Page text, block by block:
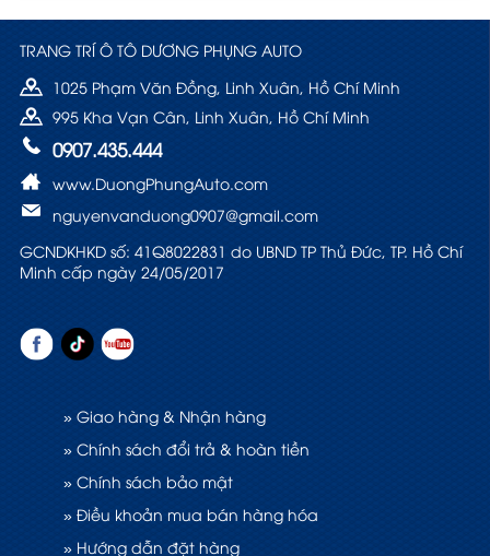
TRANG TRÍ Ô TÔ DƯƠNG PHỤNG AUTO
1025 Phạm Văn Đồng, Linh Xuân, Hồ Chí Minh
995 Kha Vạn Cân, Linh Xuân, Hồ Chí Minh
0907.435.444
www.DuongPhungAuto.com
nguyenvanduong0907@gmail.com
GCNDKHKD số: 41Q8022831 do UBND TP Thủ Đức, TP. Hồ Chí
Minh cấp ngày 24/05/2017
» Giao hàng & Nhận hàng
» Chính sách đổi trả & hoàn tiền
» Chính sách bảo mật
» Điều khoản mua bán hàng hóa
» Hướng dẫn đặt hàng